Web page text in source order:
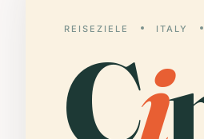
REISEZIELE ITALY
Ci